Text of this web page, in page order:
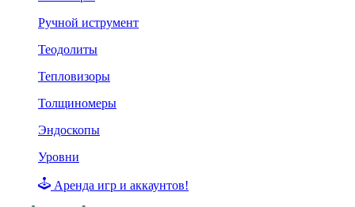
Ручной иструмент
Теодолиты
Тепловизоры
Толщиномеры
Эндоскопы
Уровни
Аренда игр и аккаунтов!